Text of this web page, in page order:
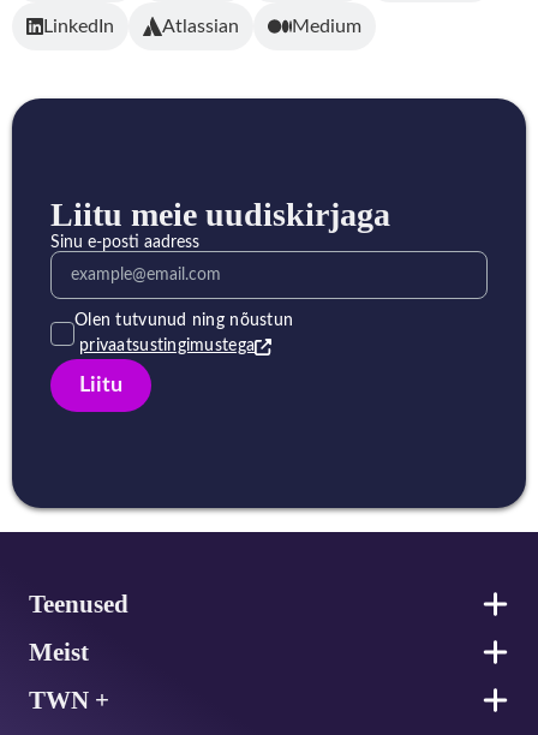
LinkedIn Atlassian Medium
Liitu meie uudiskirjaga
Sinu e-posti aadress
Olen tutvunud ning nõustun
privaatsustingimustega
Liitu
Teenused
Meist
TWN +